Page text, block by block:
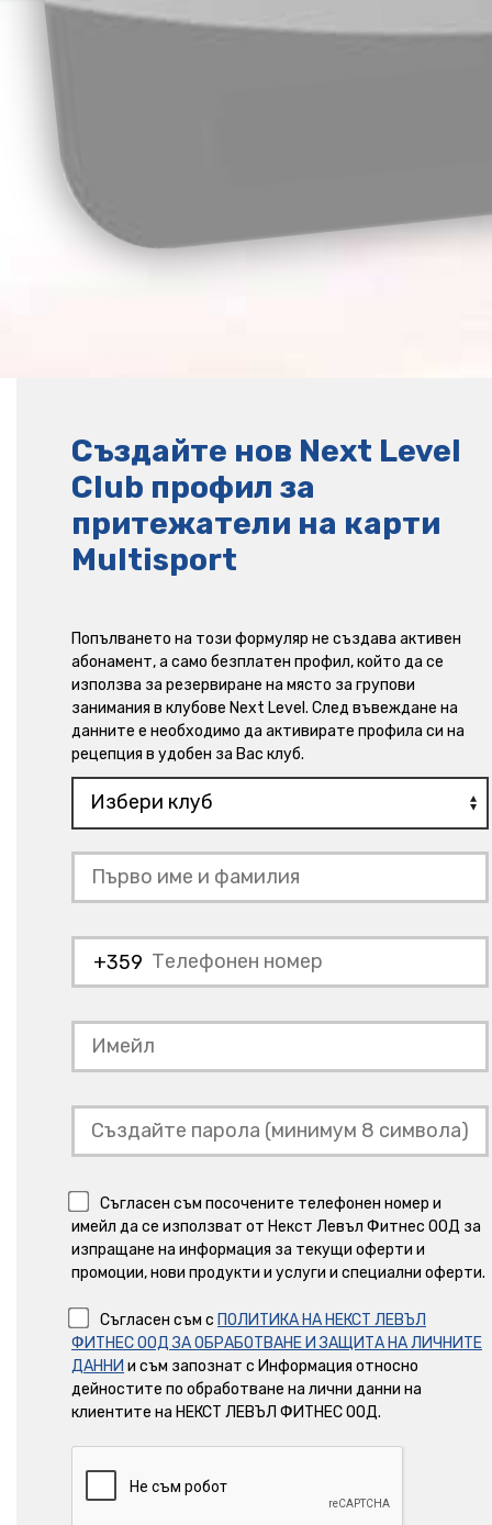
Създайте нов Next Level
Club профил за
притежатели на карти
Multisport
Попълването на този формуляр не създава активен
абонамент, а само безплатен профил, който да се
използва за резервиране на място за групови
занимания в клубове Next Level. След въвеждане на
данните е необходимо да активирате профила си на
рецепция в удобен за Вас клуб.
+359
Съгласен съм посочените телефонен номер и
имейл да се използват от Некст Левъл Фитнес ООД за
изпращане на информация за текущи оферти и
промоции, нови продукти и услуги и специални оферти.
Съгласен съм с ПОЛИТИКА НА НЕКСТ ЛЕВЪЛ
ФИТНЕС ООД ЗА ОБРАБОТВАНЕ И ЗАЩИТА НА ЛИЧНИТЕ
ДАННИ и съм запознат с Информация относно
дейностите по обработване на лични данни на
клиентите на НЕКСТ ЛЕВЪЛ ФИТНЕС ООД.